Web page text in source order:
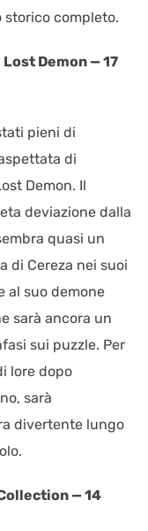
completo.
Demon — 17
pieni di
di
Demon. Il
deviazione dalla
quasi un
di Cereza nei suoi
al suo demone
sarà ancora un
sui puzzle. Per
lore dopo
sarà
divertente lungo
— 14